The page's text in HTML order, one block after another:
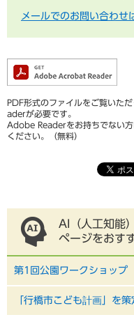
メールでのお問い合わせ
PDF形式のファイルをご覧いた
aderが必要です。
Adobe Readerをお持ちでない
ください。（無料）
AI（人工知能
ページをおす
第1回公園ワークショップ
「行橋市こども計画」を策